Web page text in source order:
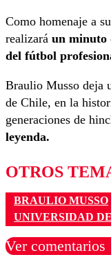
Como homenaje a
realizará un minuto
del fútbol
Braulio Musso deja
de Chile, en la
generaciones de
leyenda.
OTROS
BRAULIO MUSSO
UNIVERSIDAD
Ver comentarios